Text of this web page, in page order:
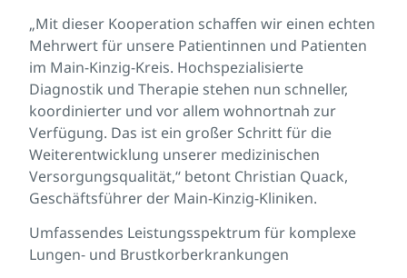
„Mit dieser Kooperation schaffen wir einen echten
Mehrwert für unsere Patientinnen und Patienten
im Main-Kinzig-Kreis. Hochspezialisierte
Diagnostik und Therapie stehen nun schneller,
koordinierter und vor allem wohnortnah zur
Verfügung. Das ist ein großer Schritt für die
Weiterentwicklung unserer medizinischen
Versorgungsqualität,“ betont Christian Quack,
Geschäftsführer der Main-Kinzig-Kliniken.
Umfassendes Leistungsspektrum für komplexe
Lungen- und Brustkorberkrankungen